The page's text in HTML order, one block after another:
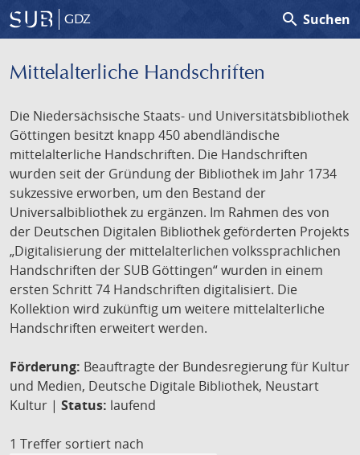
GDZ search Suchen
Mittelalterliche Handschriften
Die Niedersächsische Staats- und Universitätsbibliothek
Göttingen besitzt knapp 450 abendländische
mittelalterliche Handschriften. Die Handschriften
wurden seit der Gründung der Bibliothek im Jahr 1734
sukzessive erworben, um den Bestand der
Universalbibliothek zu ergänzen. Im Rahmen des von
der Deutschen Digitalen Bibliothek geförderten Projekts
„Digitalisierung der mittelalterlichen volkssprachlichen
Handschriften der SUB Göttingen“ wurden in einem
ersten Schritt 74 Handschriften digitalisiert. Die
Kollektion wird zukünftig um weitere mittelalterliche
Handschriften erweitert werden.
Förderung: Beauftragte der Bundesregierung für Kultur
und Medien, Deutsche Digitale Bibliothek, Neustart
Kultur | Status: laufend
1 Treffer sortiert nach